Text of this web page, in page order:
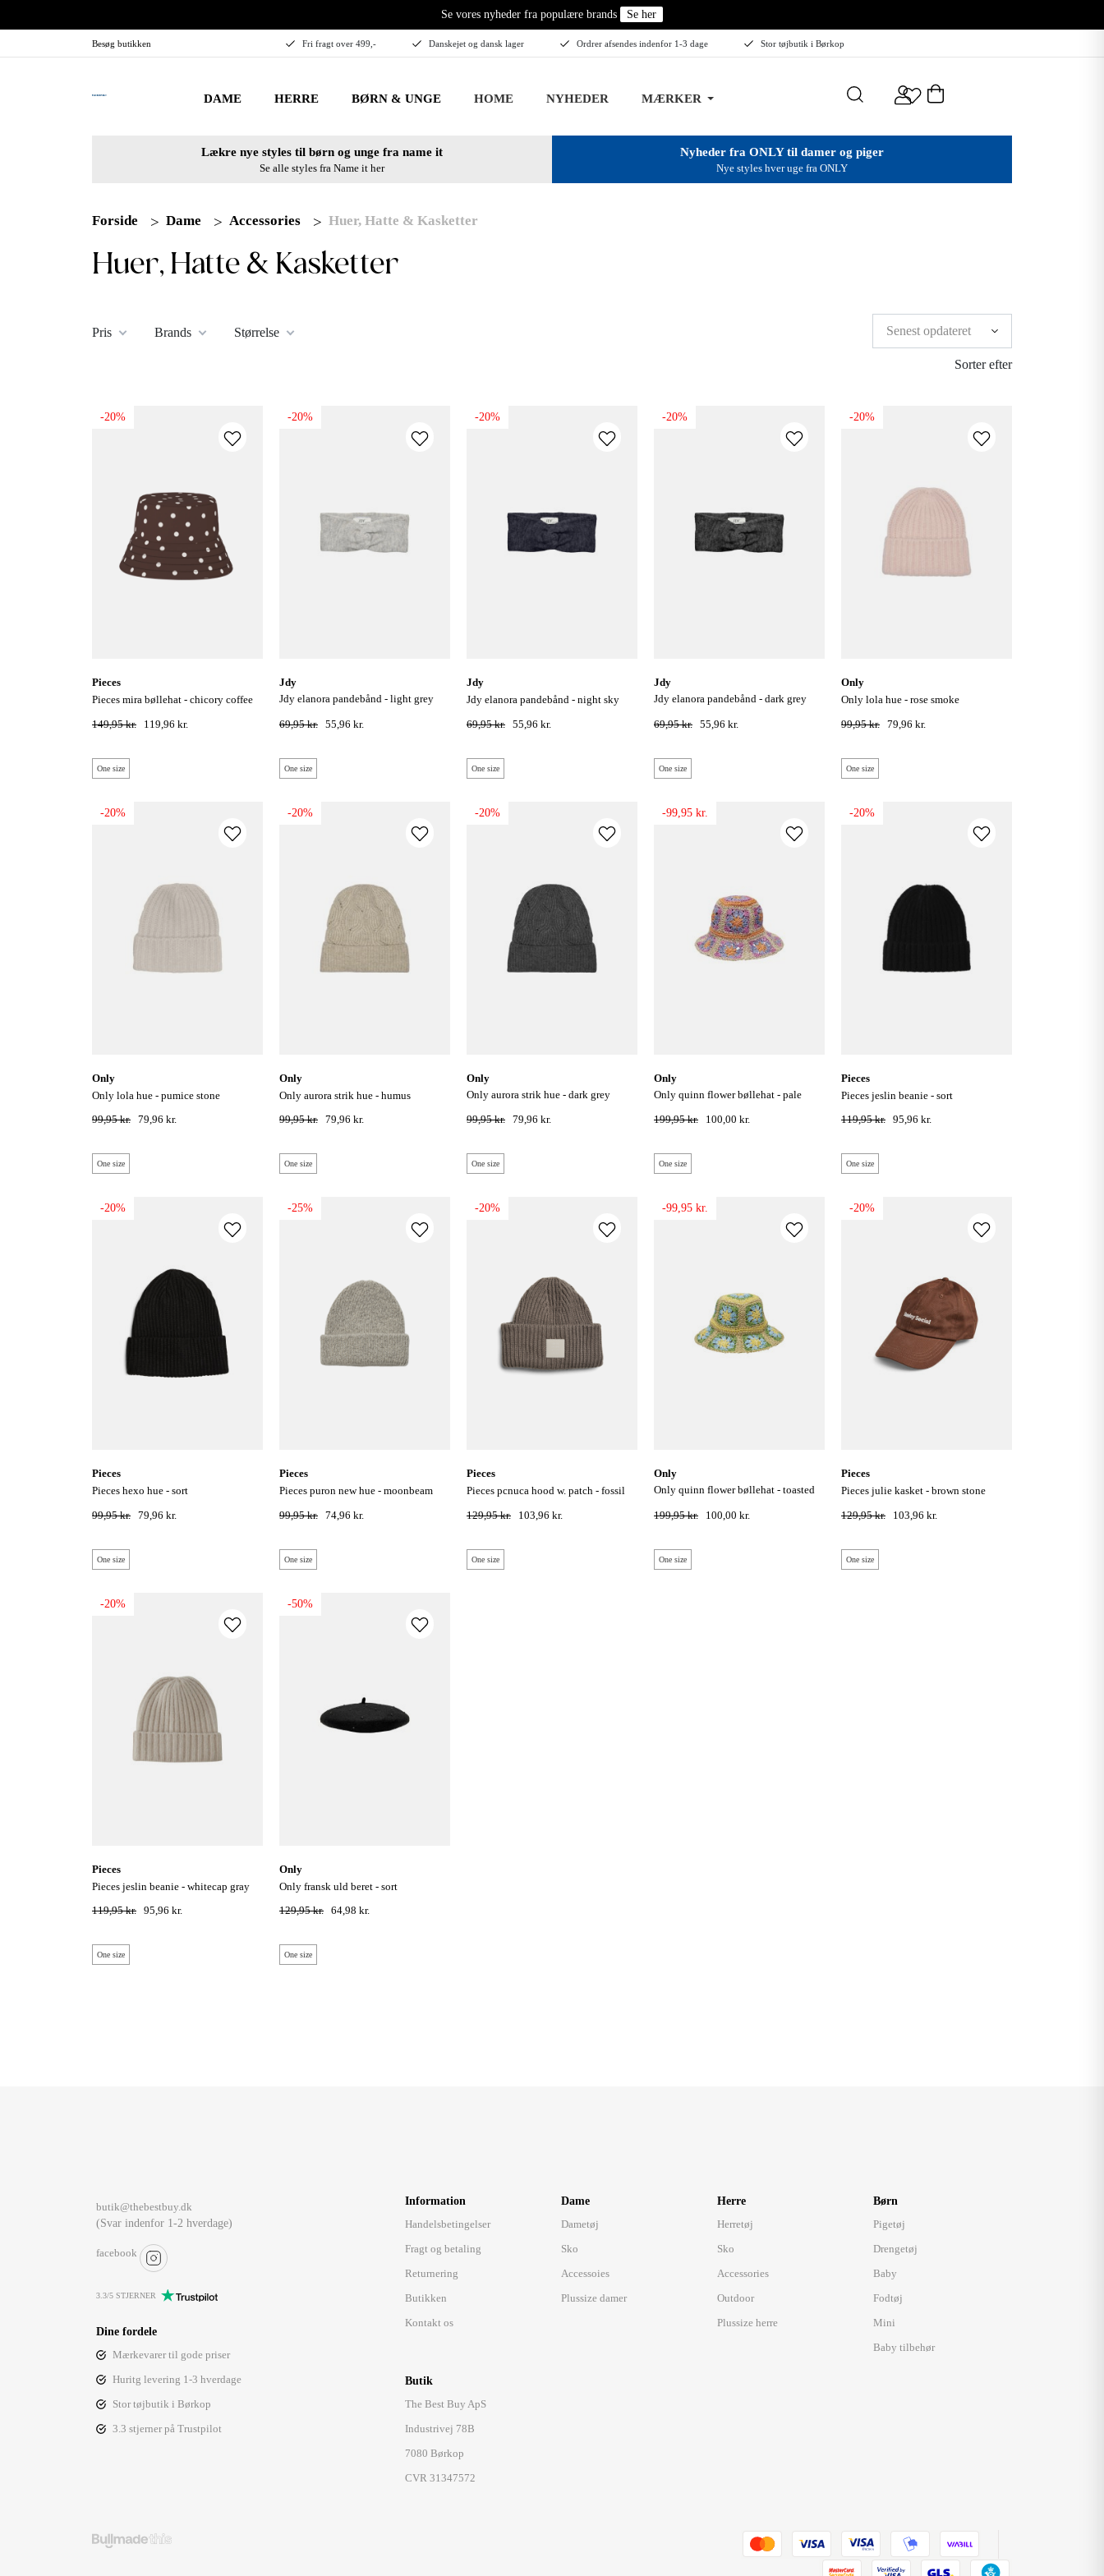
Se vores nyheder fra populære brands Se her
Besøg butikken Fri fragt over 499,- Danskejet og dansk lager Ordrer afsendes indenfor 1-3 dage Stor tøjbutik i Børkop
DAME HERRE BØRN & UNGE HOME NYHEDER MÆRKER
Lækre nye styles til børn og unge fra name it
Se alle styles fra Name it her
Nyheder fra ONLY til damer og piger
Nye styles hver uge fra ONLY
Forside Dame Accessories Huer, Hatte & Kasketter
Huer, Hatte & Kasketter
Pris Brands Størrelse
Sorter efter
-20%
pieces
pieces mira bøllehat - chicory coffee
149,95 kr.
119,96 kr.
One size
-20%
jdy
jdy elanora pandebånd - light grey
69,95 kr. 55,96 kr.
One size
-20%
jdy
jdy elanora pandebånd - night sky
69,95 kr. 55,96 kr.
One size
-20%
jdy
jdy elanora pandebånd - dark grey
69,95 kr. 55,96 kr.
One size
-20%
only
only lola hue - rose smoke
99,95 kr. 79,96 kr.
One size
-20%
only
only lola hue - pumice stone
99,95 kr. 79,96 kr.
One size
-20%
only
only aurora strik hue - humus
99,95 kr. 79,96 kr.
One size
-20%
only
only aurora strik hue - dark grey
99,95 kr. 79,96 kr.
One size
-99,95 kr.
only
only quinn flower bøllehat - pale
199,95 kr. 100,00 kr.
One size
-20%
pieces
pieces jeslin beanie - sort
119,95 kr. 95,96 kr.
One size
-20%
pieces
pieces hexo hue - sort
99,95 kr. 79,96 kr.
One size
-25%
pieces
pieces puron new hue - moonbeam
99,95 kr. 74,96 kr.
One size
-20%
pieces
pieces pcnuca hood w. patch - fossil
129,95 kr.
103,96 kr.
One size
-99,95 kr.
only
only quinn flower bøllehat - toasted
199,95 kr. 100,00 kr.
One size
-20%
pieces
pieces julie kasket - brown stone
129,95 kr.
103,96 kr.
One size
-20%
pieces
pieces jeslin beanie - whitecap gray
119,95 kr. 95,96 kr.
One size
-50%
only
only fransk uld beret - sort
129,95 kr. 64,98 kr.
One size
butik@thebestbuy.dk
(Svar indenfor 1-2 hverdage)
facebook
3.3/5 STJERNER
Dine fordele
Mærkevarer til gode priser
Huritg levering 1-3 hverdage
Stor tøjbutik i Børkop
3.3 stjerner på Trustpilot
Information
Handelsbetingelser
Fragt og betaling
Returnering
Butikken
Kontakt os
Butik
The Best Buy ApS
Industrivej 78B
7080 Børkop
CVR 31347572
Dame
Dametøj
Sko
Accessoies
Plussize damer
Herre
Herretøj
Sko
Accessories
Outdoor
Plussize herre
Børn
Pigetøj
Drengetøj
Baby
Fodtøj
Mini
Baby tilbehør